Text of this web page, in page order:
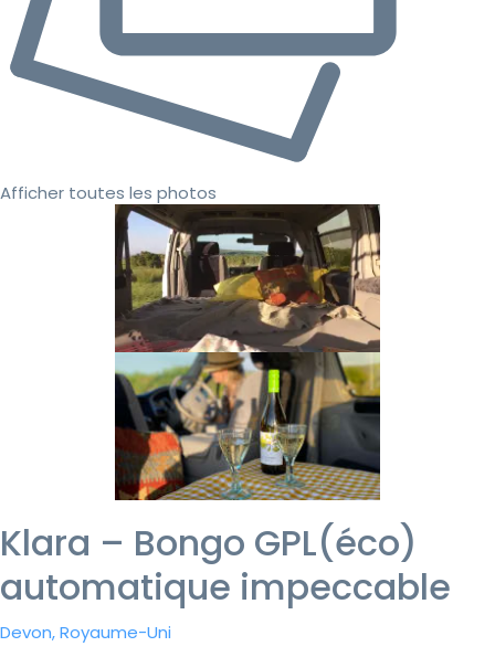
Afficher toutes les photos
Klara – Bongo GPL(éco)
automatique impeccable
Devon, Royaume-Uni